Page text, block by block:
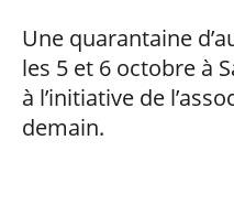
Une quarantaine
les 5 et 6 octobre à
à l’initiative de
demain.